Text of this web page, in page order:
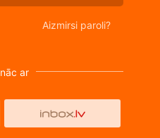
Aizmirsi paroli?
ar